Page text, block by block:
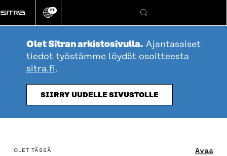
suoraan
sisältöön
Vaihda
kieli
FI
Hae
Olet Sitran arkistosivulla. Ajantasaiset
tiedot työstämme löydät osoitteesta
sitra.fi.
SIIRRY UUDELLE SIVUSTOLLE
OLET TÄSSÄ Avaa